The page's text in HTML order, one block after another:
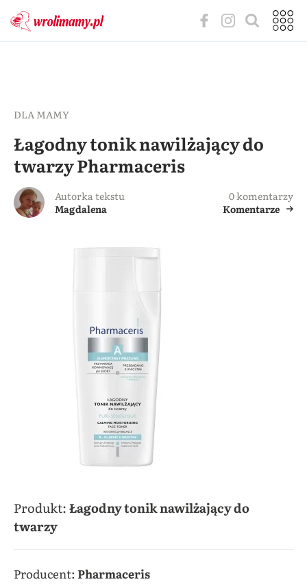
DLA MAMY
Łagodny tonik nawilżający do
twarzy Pharmaceris
Autorka tekstu
Magdalena
0 komentarzy
Komentarze
Produkt:Łagodny tonik nawilżający do
twarzy
Producent: Pharmaceris